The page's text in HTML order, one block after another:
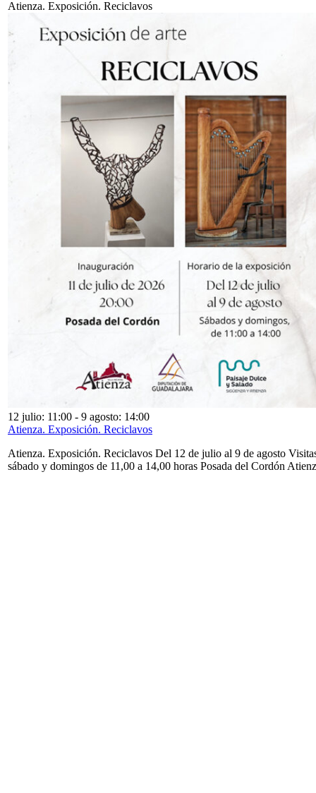
Atienza. Exposición. Reciclavos
12 julio: 11:00 - 9 agosto: 14:00
Atienza. Exposición. Reciclavos
Atienza. Exposición. Reciclavos Del 12 de julio al 9 de agosto
sábado y domingos de 11,00 a 14,00 horas Posada del Cordón